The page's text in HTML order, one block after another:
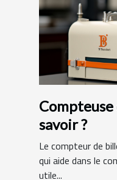
savoir ?
Le compteur de
qui aide dans le
utile...